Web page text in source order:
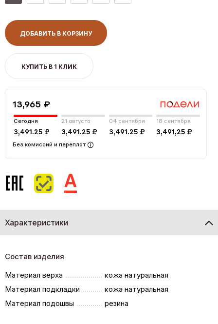
ДОБАВИТЬ В КОРЗИНУ
КУПИТЬ В 1 КЛИК
13,965 ₽
Сегодня
3,491.25 ₽
21 августа
3,491.25 ₽
04 сентября
3,491.25 ₽
18 сентября
3,491,25 ₽
Без комиссий и переплат
Характеристики
Состав изделия
Материал верха
кожа натуральная
Материал подкладки
кожа натуральная
Материал подошвы
резина